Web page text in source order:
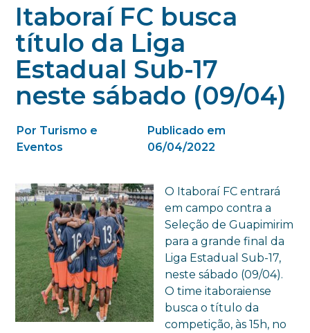
Itaboraí FC busca
título da Liga
Estadual Sub-17
neste sábado (09/04)
Por Turismo e
Eventos
Publicado em
06/04/2022
O Itaboraí FC entrará
em campo contra a
Seleção de Guapimirim
para a grande final da
Liga Estadual Sub-17,
neste sábado (09/04).
O time itaboraiense
busca o título da
competição, às 15h, no